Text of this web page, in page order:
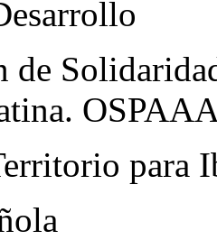
de
para